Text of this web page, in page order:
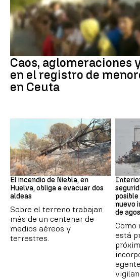
Caos, aglomeraciones
en el registro de
en Ceuta
Andalucía
El incendio de Niebla, en
Huelva, obliga a evacuar dos
aldeas
Sobre el terreno trabajan
más de un centenar de
medios aéreos y
terrestres.
nuevo
de
Como
está